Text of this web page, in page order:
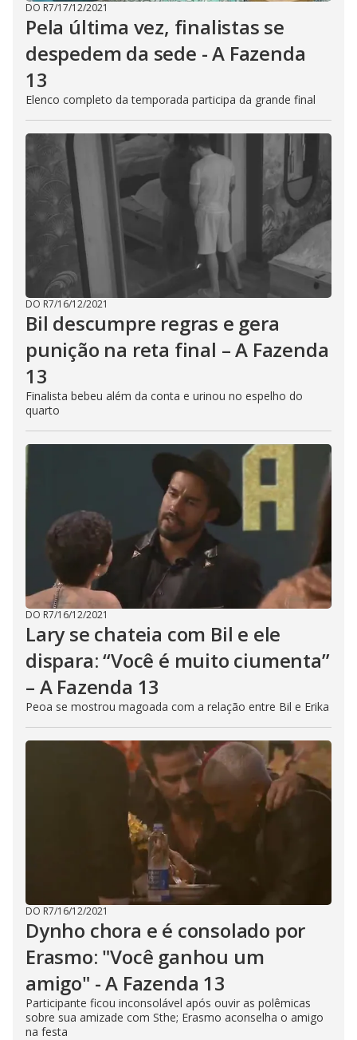
DO R7/17/12/2021
Pela última vez, finalistas se
despedem da sede - A Fazenda
13
Elenco completo da temporada participa da grande final
DO R7/16/12/2021
Bil descumpre regras e gera
punição na reta final – A Fazenda
13
Finalista bebeu além da conta e urinou no espelho do
quarto
DO R7/16/12/2021
Lary se chateia com Bil e ele
dispara: “Você é muito ciumenta”
– A Fazenda 13
Peoa se mostrou magoada com a relação entre Bil e Erika
DO R7/16/12/2021
Dynho chora e é consolado por
Erasmo: "Você ganhou um
amigo" - A Fazenda 13
Participante ficou inconsolável após ouvir as polêmicas
sobre sua amizade com Sthe; Erasmo aconselha o amigo
na festa